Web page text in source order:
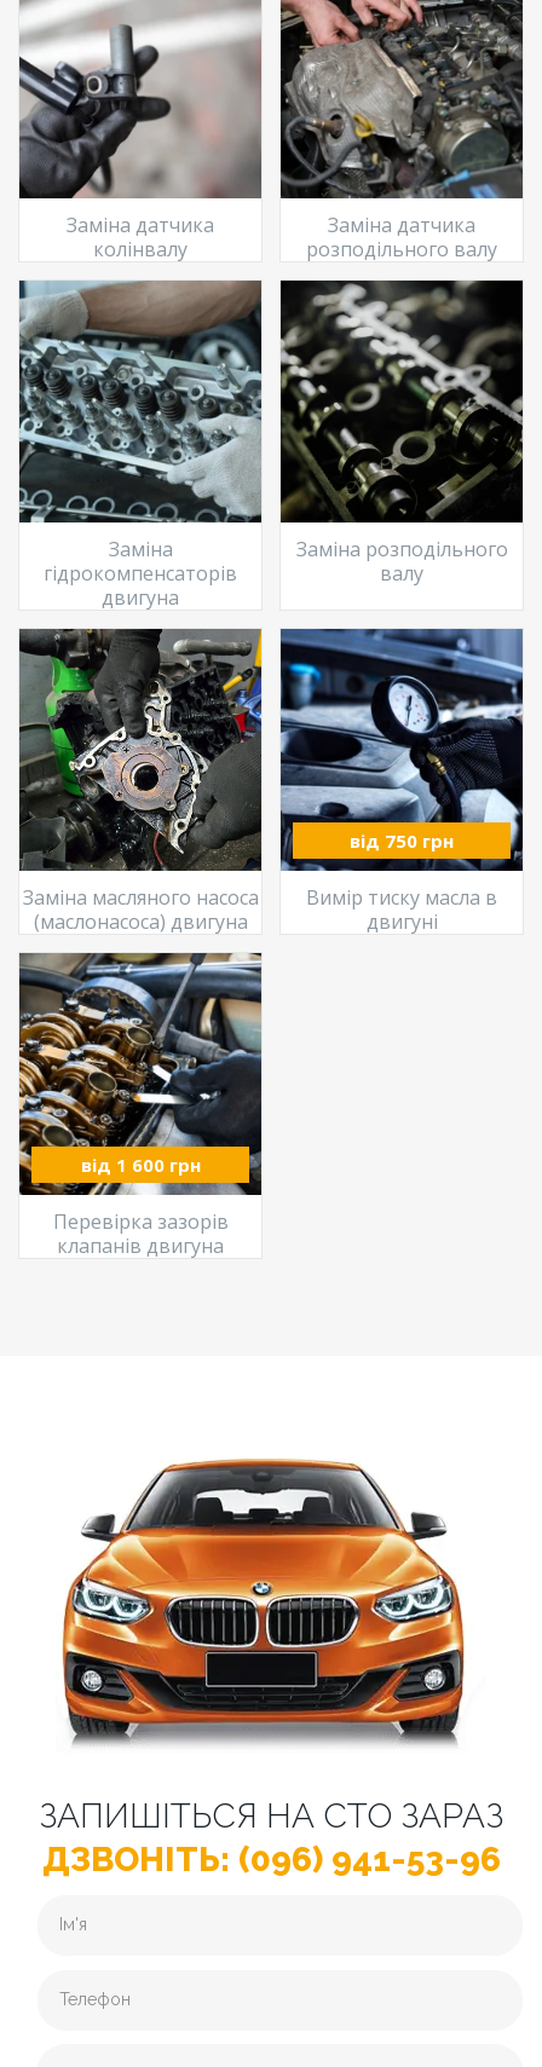
Заміна датчика
колінвалу
Заміна датчика
розподільного валу
Заміна
гідрокомпенсаторів
двигуна
Заміна розподільного
валу
Заміна масляного насоса
(маслонасоса) двигуна
від 750 грн
Вимір тиску масла в
двигуні
від 1 600 грн
Перевірка зазорів
клапанів двигуна
ЗАПИШІТЬСЯ НА СТО ЗАРАЗ
ДЗВОНІТЬ: (096) 941-53-96